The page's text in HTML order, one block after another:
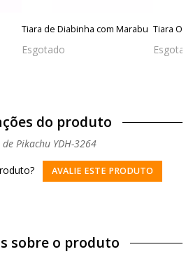
Tiara de Diabinha com Marabu
Esgotado
Tiara
do produto
Pikachu YDH-3264
AVALIE ESTE PRODUTO
sobre o produto